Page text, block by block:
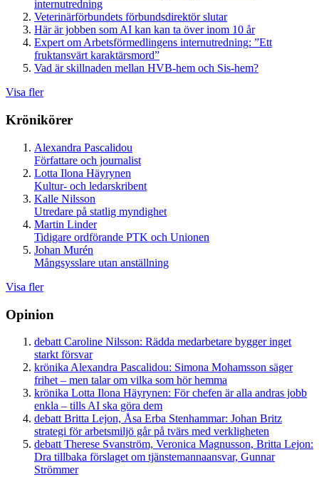
internutredning
Veterinärförbundets förbundsdirektör slutar
Här är jobben som AI kan kan ta över inom 10 år
Expert om Arbetsförmedlingens internutredning: ”Ett
fruktansvärt karaktärsmord”
Vad är skillnaden mellan HVB-hem och Sis-hem?
Visa fler
Krönikörer
Alexandra Pascalidou
Författare och journalist
Lotta Ilona Häyrynen
Kultur- och ledarskribent
Kalle Nilsson
Utredare på statlig myndighet
Martin Linder
Tidigare ordförande PTK och Unionen
Johan Murén
Mångsysslare utan anställning
Visa fler
Opinion
debatt Caroline Nilsson: Rädda medarbetare bygger inget
starkt försvar
krönika Alexandra Pascalidou: Simona Mohamsson säger
frihet – men talar om vilka som hör hemma
krönika Lotta Ilona Häyrynen: För chefen är alla andras jobb
enkla – tills AI ska göra dem
debatt Britta Lejon, Åsa Erba Stenhammar: Johan Britz
strategi för arbetsmiljö går på tvärs med verkligheten
debatt Therese Svanström, Veronica Magnusson, Britta Lejon:
Dra tillbaka förslaget om tjänstemannaansvar, Gunnar
Strömmer